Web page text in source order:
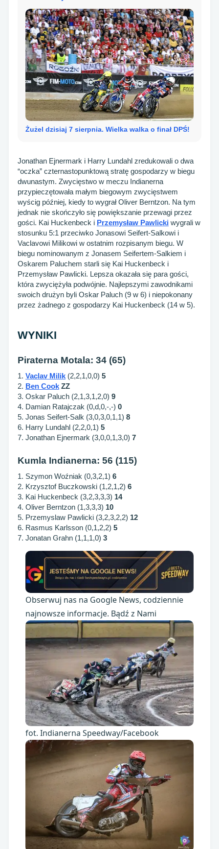
Żużel dzisiaj 7 sierpnia. Wielka walka o finał DPŚ!
Jonathan Ejnermark i Harry Lundahl zredukowali o dwa
“oczka” czternastopunktową stratę gospodarzy w biegu
dwunastym. Zwycięstwo w meczu Indianerna
przypieczętowała małym biegowym zwycięstwem
wyścig później, kiedy to wygrał Oliver Berntzon. Na tym
jednak nie skończyło się powiększanie przewagi przez
gości. Kai Huckenbeck i Przemysław Pawlicki wygrali w
stosunku 5:1 przeciwko Jonasowi Seifert-Salkowi i
Vaclavowi Milikowi w ostatnim rozpisanym biegu. W
biegu nominowanym z Jonasem Seifertem-Salkiem i
Oskarem Paluchem starli się Kai Huckenbeck i
Przemysław Pawlicki. Lepsza okazała się para gości,
która zwyciężyła podwójnie. Najlepszymi zawodnikami
swoich drużyn byli Oskar Paluch (9 w 6) i niepokonany
przez żadnego z gospodarzy Kai Huckenbeck (14 w 5).
WYNIKI
Piraterna Motala: 34 (65)
1. Vaclav Milik (2,2,1,0,0) 5
2. Ben Cook ZZ
3. Oskar Paluch (2,1,3,1,2,0) 9
4. Damian Ratajczak (0,d,0,-,-) 0
5. Jonas Seifert-Salk (3,0,3,0,1,1) 8
6. Harry Lundahl (2,2,0,1) 5
7. Jonathan Ejnermark (3,0,0,1,3,0) 7
Kumla Indianerna: 56 (115)
1. Szymon Woźniak (0,3,2,1) 6
2. Krzysztof Buczkowski (1,2,1,2) 6
3. Kai Huckenbeck (3,2,3,3,3) 14
4. Oliver Berntzon (1,3,3,3) 10
5. Przemyslaw Pawlicki (3,2,3,2,2) 12
6. Rasmus Karlsson (0,1,2,2) 5
7. Jonatan Grahn (1,1,1,0) 3
Obserwuj nas na Google News, codziennie
najnowsze informacje. Bądź z Nami
fot. Indianerna Speedway/Facebook